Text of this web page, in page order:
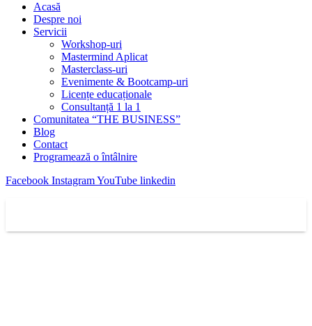
Acasă
Despre noi
Servicii
Workshop-uri
Mastermind Aplicat
Masterclass-uri
Evenimente & Bootcamp-uri
Licențe educaționale
Consultanță 1 la 1
Comunitatea “THE BUSINESS”
Blog
Contact
Programează o întâlnire
Facebook InstagramYouTube linkedin